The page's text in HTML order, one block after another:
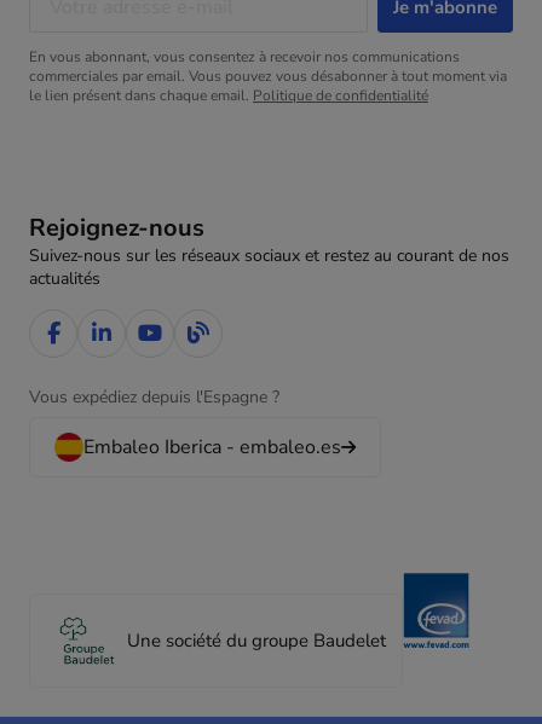
Rejoignez-nous
Suivez-nous sur les réseaux sociaux et restez au courant de nos
actualités
Vous expédiez depuis l'Espagne ?
Embaleo Iberica - embaleo.es
Une société du groupe Baudelet
En vous abonnant, vous consentez à recevoir nos communications
commerciales par email. Vous pouvez vous désabonner à tout moment via
le lien présent dans chaque email. Politique de confidentialité